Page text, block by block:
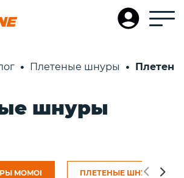
Плетеные шнуры
шнуры
MOMOI ПЛЕТЕНЫЕ ШНУРЫ